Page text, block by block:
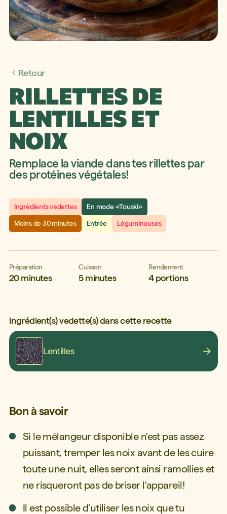
Retour
RILLETTES DE
LENTILLES ET
NOIX
Remplace la viande dans tes rillettes par
des protéines végétales!
Ingrédients vedettes En mode «Touski»
Moins de 30 minutes Entrée Légumineuses
Préparation
20 minutes
Cuisson
5 minutes
Rendement
4 portions
Ingrédient(s) vedette(s) dans cette recette
Lentilles
Bon à savoir
Si le mélangeur disponible n’est pas assez
puissant, tremper les noix avant de les cuire
toute une nuit, elles seront ainsi ramollies et
ne risqueront pas de briser l’appareil!
Il est possible d’utiliser les noix que tu